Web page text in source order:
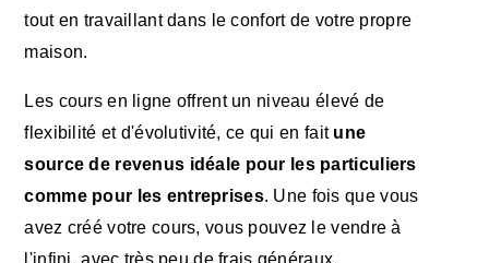
tout en travaillant dans le confort de votre propre
maison.
Les cours en ligne offrent un niveau élevé de
flexibilité et d'évolutivité, ce qui en fait une
source de revenus idéale pour les particuliers
comme pour les entreprises. Une fois que vous
avez créé votre cours, vous pouvez le vendre à